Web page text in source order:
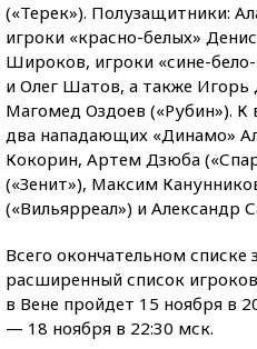
(«Терек»). Полузащитники:
игроки «красно-белых»
Широков, игроки «сине-
и Олег Шатов, а также
Магомед Оздоев («Рубин»). К
два нападающих «Динамо»
Кокорин, Артем Дзюба
(«Зенит»), Максим
(«Вильярреал») и Александр
Всего окончательном списке
расширенный список игроков
в Вене пройдет 15 ноября в
— 18 ноября в 22:30 мск.